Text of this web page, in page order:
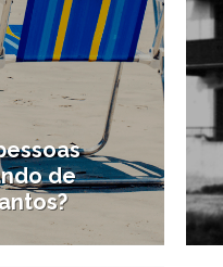
de
30/04/2026